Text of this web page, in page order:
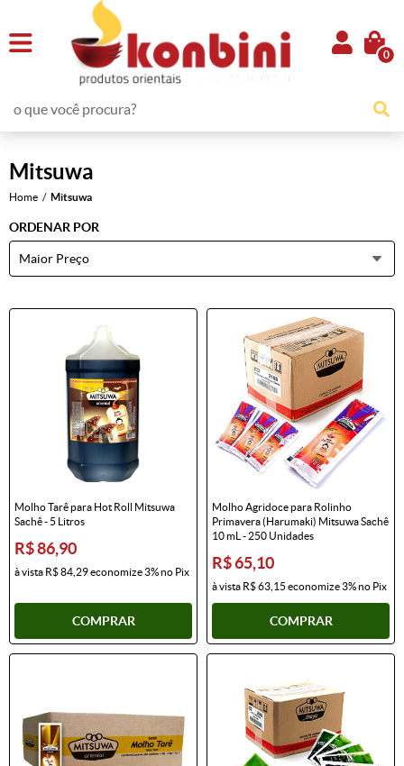
0
Mitsuwa
Home Mitsuwa
ORDENAR POR
Maior Preço
Molho Tarê para Hot Roll Mitsuwa
Sachê - 5 Litros
R$ 86,90
à vista R$ 84,29economize3%no Pix
COMPRAR
Molho Agridoce para Rolinho
Primavera (Harumaki) Mitsuwa Sachê
10 mL - 250 Unidades
R$ 65,10
à vista R$ 63,15 economize3%no Pix
COMPRAR